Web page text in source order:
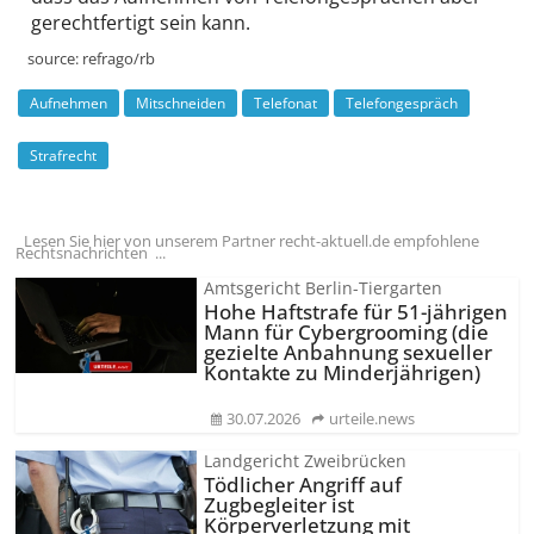
gerechtfertigt sein kann.
source: refrago/rb
Aufnehmen Mitschneiden Telefonat Telefongespräch
Strafrecht
Lesen Sie hier von unserem Partner recht-aktuell.de empfohlene
Rechtsnachrichten ...
Amtsgericht Berlin-Tiergarten
Hohe Haftstrafe für 51-jährigen
Mann für Cybergrooming (die
gezielte Anbahnung sexueller
Kontakte zu Minderjährigen)
30.07.2026 urteile.news
Landgericht Zweibrücken
Tödlicher Angriff auf
Zugbegleiter ist
Körperverletzung mit